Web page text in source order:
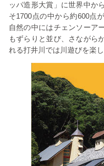
ッパ造形大賞」に世界中か
そ1700点の中から約600点
自然の中にはチェンソーア
もずらりと並び、さながら
れる打井川では川遊びを楽